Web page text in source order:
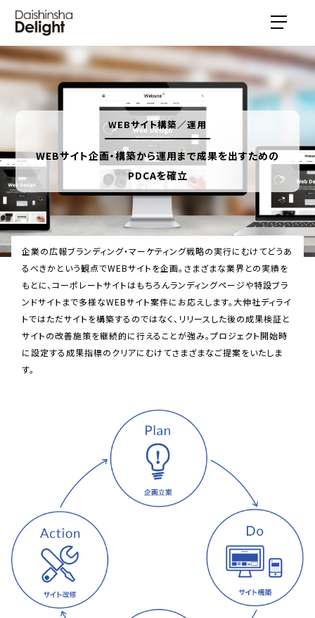
WEBサイト構築／運用
WEBサイト企画・構築から運用まで成果を出すための
PDCAを確立
企業の広報ブランディング・マーケティング戦略の実行にむけてどうあ
るべきかという観点でWEBサイトを企画。さまざまな業界との実績を
もとに、コーポレートサイトはもちろんランディングページや特設ブラ
ンドサイトまで多様なWEBサイト案件にお応えします。大伸社ディライ
トではただサイトを構築するのではなく、リリースした後の成果検証と
サイトの改善施策を継続的に行えることが強み。プロジェクト開始時
に設定する成果指標のクリアにむけてさまざまなご提案をいたしま
す。